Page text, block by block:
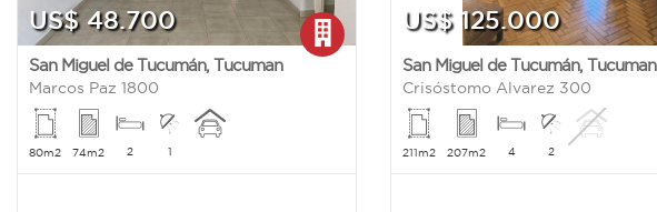
US$ 48.700
San Miguel de Tucumán, Tucuman
Marcos Paz 1800
80m2 74m2 2 1
US$ 125.000
San Miguel de Tucumán, Tucuman
Crisóstomo Alvarez 300
211m2 207m2 4 2